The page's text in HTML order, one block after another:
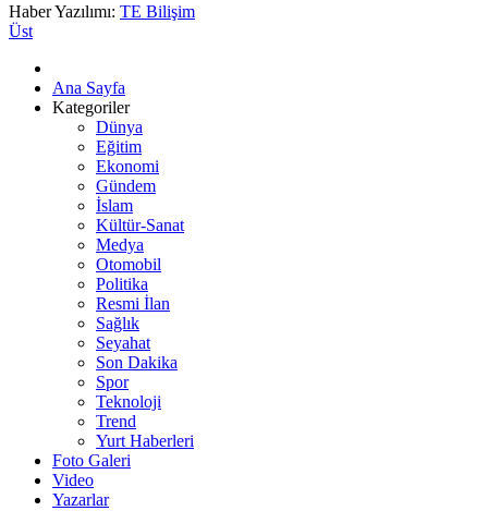
Haber Yazılımı: TE Bilişim
Üst
Ana Sayfa
Kategoriler
Dünya
Eğitim
Ekonomi
Gündem
İslam
Kültür-Sanat
Medya
Otomobil
Politika
Resmi İlan
Sağlık
Seyahat
Son Dakika
Spor
Teknoloji
Trend
Yurt Haberleri
Foto Galeri
Video
Yazarlar